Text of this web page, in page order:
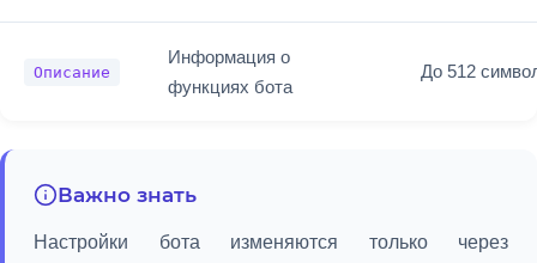
Описание
Информация о
функциях бота
До 512
Важно знать
Настройки бота изменяются только через